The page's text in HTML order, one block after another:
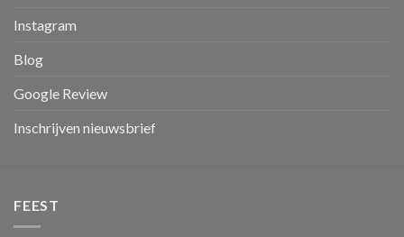
Instagram
Blog
Google Review
Inschrijven nieuwsbrief
FEEST